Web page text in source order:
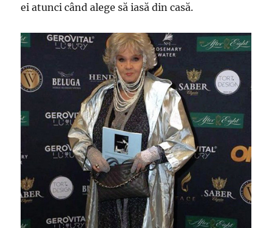
ei atunci când alege să iasă din casă.